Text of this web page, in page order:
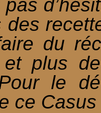
des
du
et plus
le
ce